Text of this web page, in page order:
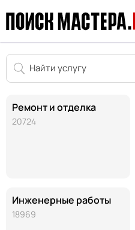
Ремонт и отделка
20724
Инженерные работы
18969